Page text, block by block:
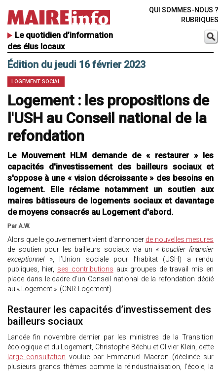
Le quotidien d’information
des élus locaux
QUI SOMMES-NOUS ?
RUBRIQUES
Édition du jeudi 16 février 2023
LOGEMENT SOCIAL
Logement : les propositions de
l'USH au Conseil national de la
refondation
Le Mouvement HLM demande de « restaurer » les
capacités d'investissement des bailleurs sociaux et
s'oppose à une « vision décroissante » des besoins en
logement. Elle réclame notamment un soutien aux
maires bâtisseurs de logements sociaux et davantage
de moyens consacrés au Logement d'abord.
Par A.W.
Alors que le gouvernement vient d’annoncer de nouvelles mesures
de soutien pour les bailleurs sociaux via un «bouclier financier
exceptionnel », l’Union sociale pour l’habitat (USH) a rendu
publiques, hier, ses contributions aux groupes de travail mis en
place dans le cadre d’un Conseil national de la refondation dédié
au « Logement » (CNR-Logement).
Restaurer les capacités d’investissement des
bailleurs sociaux
Lancée fin novembre dernier par les ministres de la Transition
écologique et du Logement, Christophe Béchu et Olivier Klein, cette
large consultation voulue par Emmanuel Macron (déclinée sur
plusieurs grands thèmes comme la réindustrialisation, l’école, la